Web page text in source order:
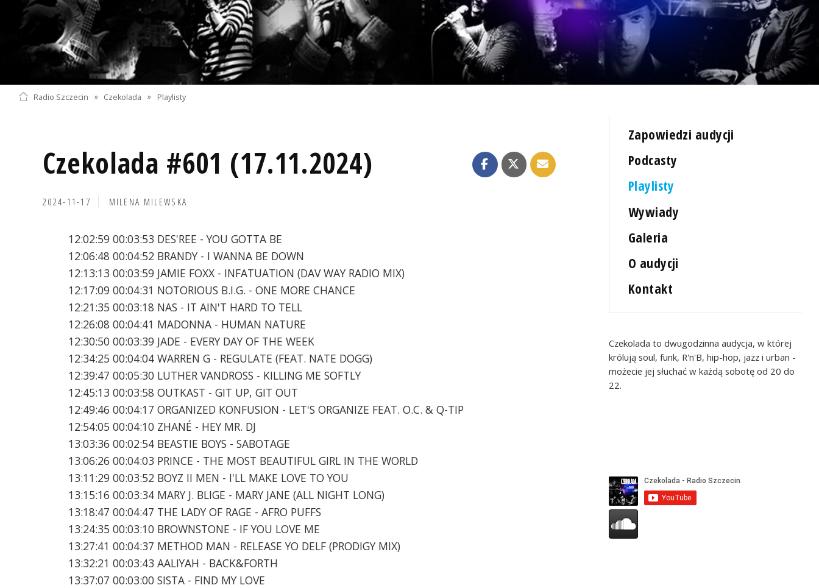
Radio Szczecin » Czekolada » Playlisty
Czekolada #601 (17.11.2024)
2024-11-17 MILENA MILEWSKA
12:02:59 00:03:53 DES'REE - YOU GOTTA BE
12:06:48 00:04:52 BRANDY - I WANNA BE DOWN
12:13:13 00:03:59 JAMIE FOXX - INFATUATION (DAV WAY RADIO MIX)
12:17:09 00:04:31 NOTORIOUS B.I.G. - ONE MORE CHANCE
12:21:35 00:03:18 NAS - IT AIN'T HARD TO TELL
12:26:08 00:04:41 MADONNA - HUMAN NATURE
12:30:50 00:03:39 JADE - EVERY DAY OF THE WEEK
12:34:25 00:04:04 WARREN G - REGULATE (FEAT. NATE DOGG)
12:39:47 00:05:30 LUTHER VANDROSS - KILLING ME SOFTLY
12:45:13 00:03:58 OUTKAST - GIT UP, GIT OUT
12:49:46 00:04:17 ORGANIZED KONFUSION - LET'S ORGANIZE FEAT. O.C. & Q-TIP
12:54:05 00:04:10 ZHANÉ - HEY MR. DJ
13:03:36 00:02:54 BEASTIE BOYS - SABOTAGE
13:06:26 00:04:03 PRINCE - THE MOST BEAUTIFUL GIRL IN THE WORLD
13:11:29 00:03:52 BOYZ II MEN - I'LL MAKE LOVE TO YOU
13:15:16 00:03:34 MARY J. BLIGE - MARY JANE (ALL NIGHT LONG)
13:18:47 00:04:47 THE LADY OF RAGE - AFRO PUFFS
13:24:35 00:03:10 BROWNSTONE - IF YOU LOVE ME
13:27:41 00:04:37 METHOD MAN - RELEASE YO DELF (PRODIGY MIX)
13:32:21 00:03:43 AALIYAH - BACK&FORTH
13:37:07 00:03:00 SISTA - FIND MY LOVE
Zapowiedzi audycji
Podcasty
Playlisty
Wywiady
Galeria
O audycji
Kontakt
Czekolada to dwugodzinna audycja, w której
królują soul, funk, R'n'B, hip-hop, jazz i urban -
możecie jej słuchać w każdą sobotę od 20 do
22.